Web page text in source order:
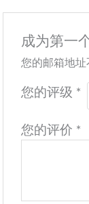
成为第一
您的邮箱地址
您的评级 *
您的评价 *